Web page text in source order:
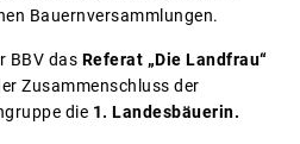
Bauernversammlungen.
BBV das Referat „Die Landfrau“
Zusammenschluss der
die 1. Landesbäuerin.